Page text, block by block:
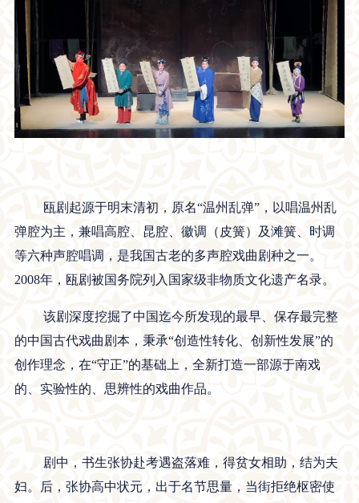
瓯剧起源于明末清初，原名“温州乱弹”，以唱温州乱
弹腔为主，兼唱高腔、昆腔、徽调（皮簧）及滩簧、时调
等六种声腔唱调，是我国古老的多声腔戏曲剧种之一。
2008年，瓯剧被国务院列入国家级非物质文化遗产名录。
该剧深度挖掘了中国迄今所发现的最早、保存最完整
的中国古代戏曲剧本，秉承“创造性转化、创新性发展”的
创作理念，在“守正”的基础上，全新打造一部源于南戏
的、实验性的、思辨性的戏曲作品。
剧中，书生张协赴考遇盗落难，得贫女相助，结为夫
妇。后，张协高中状元，出于名节思量，当街拒绝枢密使